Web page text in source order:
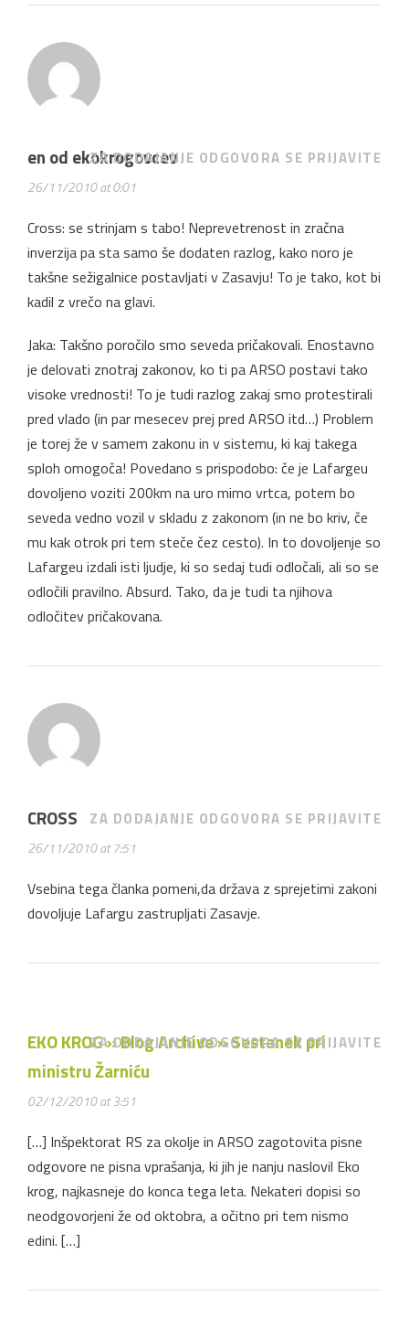
en od ekokrogovcev
26/11/2010 at 0:01
ZA DODAJANJE ODGOVORA SE PRIJAVITE
Cross: se strinjam s tabo! Neprevetrenost in zračna
inverzija pa sta samo še dodaten razlog, kako noro je
takšne sežigalnice postavljati v Zasavju! To je tako, kot bi
kadil z vrečo na glavi.
Jaka: Takšno poročilo smo seveda pričakovali. Enostavno
je delovati znotraj zakonov, ko ti pa ARSO postavi tako
visoke vrednosti! To je tudi razlog zakaj smo protestirali
pred vlado (in par mesecev prej pred ARSO itd…) Problem
je torej že v samem zakonu in v sistemu, ki kaj takega
sploh omogoča! Povedano s prispodobo: če je Lafargeu
dovoljeno voziti 200km na uro mimo vrtca, potem bo
seveda vedno vozil v skladu z zakonom (in ne bo kriv, če
mu kak otrok pri tem steče čez cesto). In to dovoljenje so
Lafargeu izdali isti ljudje, ki so sedaj tudi odločali, ali so se
odločili pravilno. Absurd. Tako, da je tudi ta njihova
odločitev pričakovana.
CROSS
26/11/2010 at 7:51
ZA DODAJANJE ODGOVORA SE PRIJAVITE
Vsebina tega članka pomeni,da država z sprejetimi zakoni
dovoljuje Lafargu zastrupljati Zasavje.
EKO KROG » Blog Archive » Sestanek pri
ministru Žarniću
02/12/2010 at 3:51
ZA DODAJANJE ODGOVORA SE PRIJAVITE
[…] Inšpektorat RS za okolje in ARSO zagotovita pisne
odgovore ne pisna vprašanja, ki jih je nanju naslovil Eko
krog, najkasneje do konca tega leta. Nekateri dopisi so
neodgovorjeni že od oktobra, a očitno pri tem nismo
edini. […]